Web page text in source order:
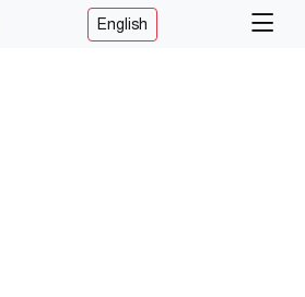
English